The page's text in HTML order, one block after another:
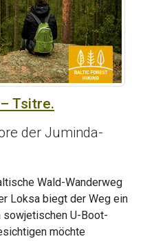
Tsitre.
der Juminda-
Wald-Wanderweg
Loksa biegt der Weg ein
sowjetischen U-Boot-
möchte